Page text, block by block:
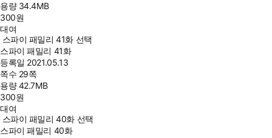
용량 34.4MB
300원
대여
스파이 패밀리 41화 선택
스파이 패밀리 41화
등록일 2021.05.13
쪽수 29쪽
용량42.7MB
300원
대여
스파이 패밀리 40화 선택
스파이 패밀리 40화